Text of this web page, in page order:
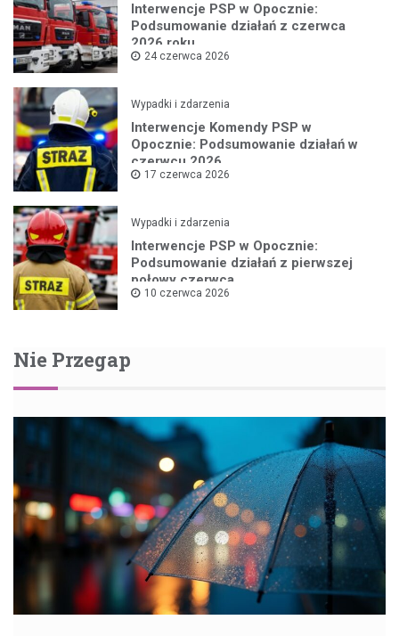
Interwencje PSP w Opocznie:
Podsumowanie działań z czerwca
2026 roku
24 czerwca 2026
Wypadki i zdarzenia
Interwencje Komendy PSP w
Opocznie: Podsumowanie działań w
czerwcu 2026
17 czerwca 2026
Wypadki i zdarzenia
Interwencje PSP w Opocznie:
Podsumowanie działań z pierwszej
połowy czerwca
10 czerwca 2026
Nie Przegap